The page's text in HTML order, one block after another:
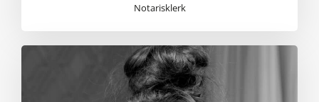
Notarisklerk